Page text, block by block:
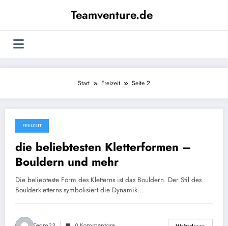
Teamventure.de
Start Freizeit Seite 2
August 12, 2018
FREIZEIT
die beliebtesten Kletterformen –
Bouldern und mehr
Die beliebteste Form des Kletterns ist das Bouldern. Der Stil des
Boulderkletterns symbolisiert die Dynamik…